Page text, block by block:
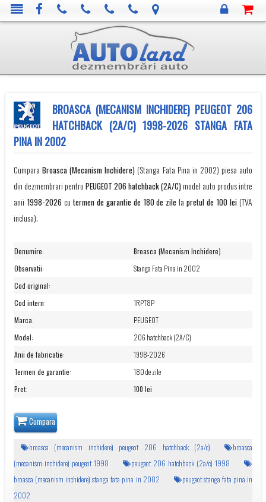
BROASCA (MECANISM INCHIDERE) PEUGEOT 206
HATCHBACK (2A/C) 1998-2026 STANGA FATA
PINA IN 2002
Cumpara Broasca (Mecanism Inchidere) (Stanga Fata Pina in 2002) piesa auto
din dezmembrari pentru PEUGEOT 206 hatchback (2A/C) model auto produs intre
anii 1998-2026 cutermen de garantie de 180 de zile lapretul de 100 lei (TVA
inclusa).
Denumire:
Broasca (Mecanism Inchidere)
Observatii:
Stanga Fata Pina in 2002
Cod original:
Cod intern:
1RPT8P
Marca:
PEUGEOT
Model:
206 hatchback (2A/C)
Anii de fabricatie:
1998-2026
Termen de garantie:
180 de zile
Pret: 100 lei
Cumpara
broasca (mecanism inchidere) peugeot 206 hatchback (2a/c)
broasca
(mecanism inchidere) peugeot 1998
peugeot 206 hatchback (2a/c) 1998
broasca (mecanism inchidere) stanga fata pina in 2002
peugeot stanga fata pina in
2002